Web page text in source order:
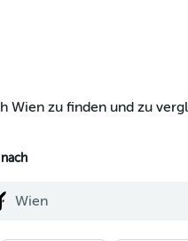
zu finden und zu